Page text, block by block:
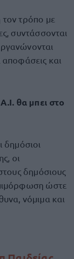
τρόπο με
συντάσσονται
αποφάσεις και
θα μπει στο
δημόσιοι
οι
δημόσιους
ώστε
νόμιμα και